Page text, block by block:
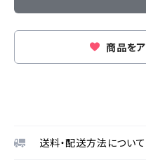
商品を
送料・配送方法について